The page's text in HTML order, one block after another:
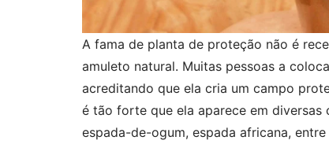
A fama de planta de proteção não é
amuleto natural. Muitas pessoas a
acreditando que ela cria um campo
é tão forte que ela aparece em diversas
espada-de-ogum, espada africana,